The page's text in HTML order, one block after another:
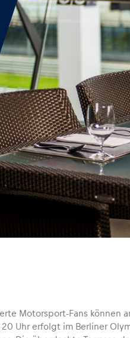
Motorsport-Fans können
20 Uhr erfolgt im Berliner